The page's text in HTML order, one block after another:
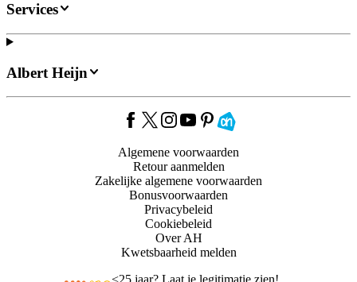
Services
Albert Heijn
Algemene voorwaarden
Retour aanmelden
Zakelijke algemene voorwaarden
Bonusvoorwaarden
Privacybeleid
Cookiebeleid
Over AH
Kwetsbaarheid melden